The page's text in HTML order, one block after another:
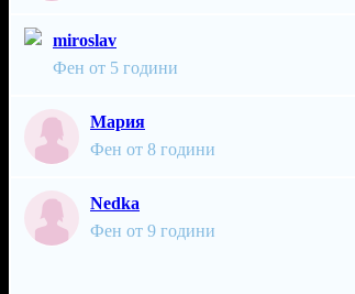
miroslav
Фен от 5 години
Мария
Фен от 8 години
Nedka
Фен от 9 години